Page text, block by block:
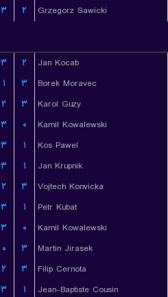
۳ ۲ Grzegorz Sawicki
۳ ۲
Jan Kocab
۱ ۳
Borek Moravec
۲ ۳
Karol Guzy
۳ ۰
Kamil Kowalewski
۳ ۱
Kos Pawel
۳ ۱
Jan Krupnik
۲ ۳
Vojtech Konvicka
۳ ۱
Petr Kubat
۳ ۰
Kamil Kowalewski
۰ ۳
Martin Jirasek
۲ ۳
Filip Cernota
۳ ۱
Jean-Baptiste Cousin